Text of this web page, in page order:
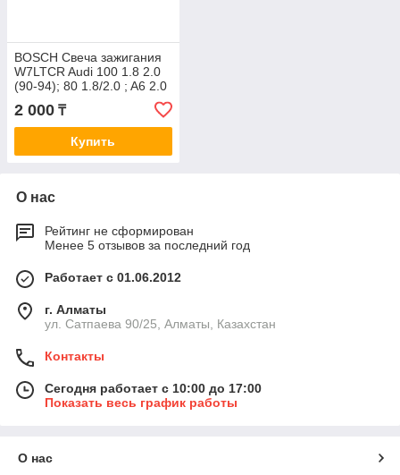
BOSCH Свеча зажигания
W7LTCR Audi 100 1.8 2.0
(90-94); 80 1.8/2.0 ; A6 2.0
(94-97); Golf III 1.4-2.0 (91-
99);
2 000 ₸
Купить
О нас
Рейтинг не сформирован
Менее 5 отзывов за последний год
Работает с 01.06.2012
г. Алматы
ул. Сатпаева 90/25, Алматы, Казахстан
Контакты
Сегодня работает с 10:00 до 17:00
Показать весь график работы
О нас